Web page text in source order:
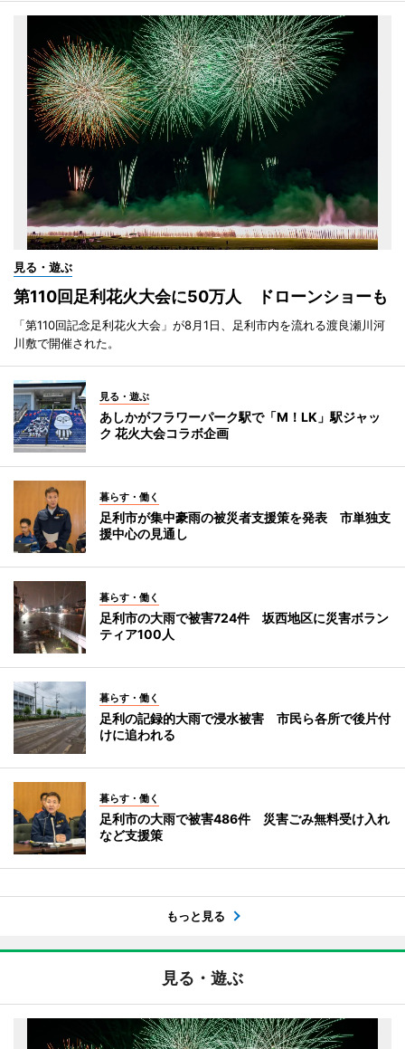
見る・遊ぶ
第110回足利花火大会に50万人 ドローンショーも
「第110回記念足利花火大会」が8月1日、足利市内を流れる渡良瀬川河
川敷で開催された。
見る・遊ぶ
あしかがフラワーパーク駅で「M！LK」駅ジャッ
ク 花火大会コラボ企画
暮らす・働く
足利市が集中豪雨の被災者支援策を発表 市単独支
援中心の見通し
暮らす・働く
足利市の大雨で被害724件 坂西地区に災害ボラン
ティア100人
暮らす・働く
足利の記録的大雨で浸水被害 市民ら各所で後片付
けに追われる
暮らす・働く
足利市の大雨で被害486件 災害ごみ無料受け入れ
など支援策
もっと見る
見る・遊ぶ